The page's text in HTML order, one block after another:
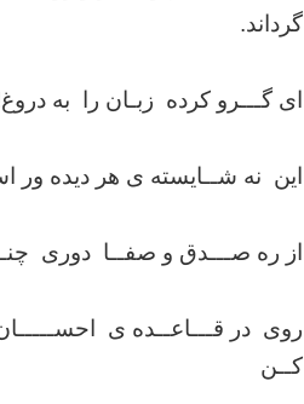
گرداند.
ای گـــرو کرده زبـان را به
این نه شــایسته ی هر دیده
از ره صـــدق و صفــا دوری
روی در قـــاعــده ی
کــن